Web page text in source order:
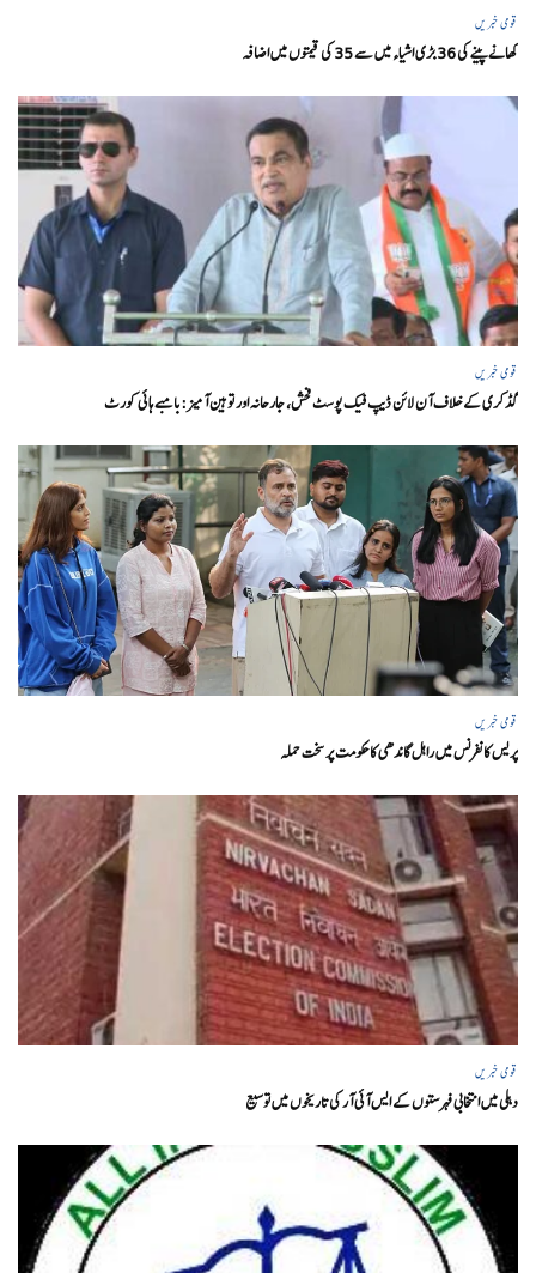
قومی خبریں
کھانے پینے کی 36 بڑی اشیاء میں سے 35 کی قیمتوں میں اضافہ
قومی خبریں
گڈکری کے خلاف آن لائن ڈیپ فیک پوسٹ فحش، جارحانہ اور توہین آمیز:بامبے ہائی کورٹ
قومی خبریں
پریس کانفرنس میں راہل گاندھی کا حکومت پر سخت حملہ
قومی خبریں
دہلی میں انتخابی فہرستوں کے ایس آئی آر کی تاریخوں میں توسیع